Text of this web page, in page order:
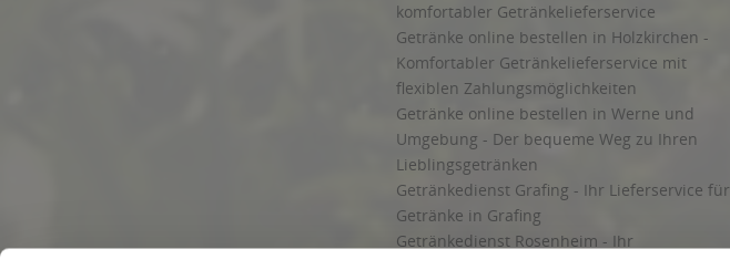
komfortabler Getränkelieferservice
Getränke online bestellen in Holzkirchen -
Komfortabler Getränkelieferservice mit
flexiblen Zahlungsmöglichkeiten
Getränke online bestellen in Werne und
Umgebung - Der bequeme Weg zu Ihren
Lieblingsgetränken
Getränkedienst Grafing - Ihr Lieferservice für
Getränke in Grafing
Getränkedienst Rosenheim - Ihr